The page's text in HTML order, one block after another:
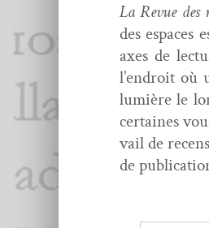
La Revue des
des espaces
axes de
l’endroit où
lumière le
cer­taines
vail de
de